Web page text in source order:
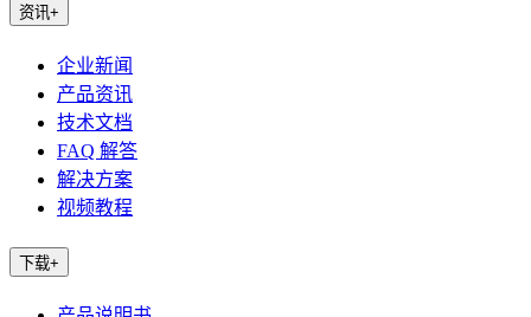
资讯+
企业新闻
产品资讯
技术文档
FAQ 解答
解决方案
视频教程
下载+